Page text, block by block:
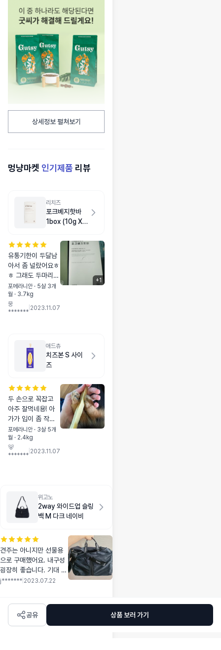
상세정보 펼쳐보기
멍냥마켓 인기제품 리뷰
리치즈
포크베지핫바
1box (10g X
유통기한이 두달남
아서 좀 널랐어요ㅎ
ㅎ 그래도 두마리라
금방먹을꺼같아요
포크로 두개 구매하
고 빨리급여해야할
포메라니안 · 5살 3개
월 · 3.7kg
뭉
*******
2023.11.07
+1
애드츄
치즈본 S 사이
즈
두 손으로 꼭잡고
아주 잘먹네용! 아
가가 입이 좀 작은
편이라 그런지 아무
리 씹어도 잘 안씹
혀서 거의 핥아먹는
포메라니안 · 3살 5개
월 · 2.4kg
🐻
*******
2023.11.07
위고노
2way 와이드업 슬링
백 M 다크 네이비
견주는 아니지만 선물용
으로 구매했어요. 내구성
굉장히 좋습니다. 기대 이
상이에요!! 패션용이나 여
색상도 예쁜 네이비네요.
어깨끈 조절. 중간 공간
j******* 2023.07.22
공유 상품 보러 가기